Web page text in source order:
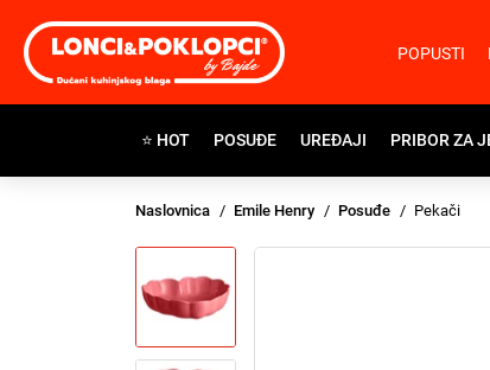
POPUSTI
⭐ HOT POSUĐE UREĐAJI PRIBOR ZA
Naslovnica Emile Henry Posuđe Pekači